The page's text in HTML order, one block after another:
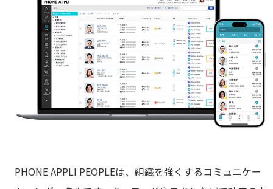
PHONE APPLI PEOPLEは、組織を強くするコミュニケー